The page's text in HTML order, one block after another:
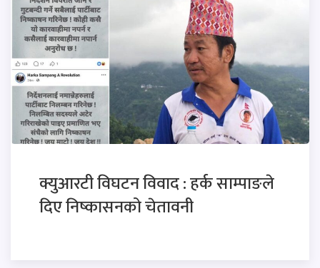
क्युआरटी विघटन विवाद : हर्क साम्पाङले
दिए निष्कासनको चेतावनी